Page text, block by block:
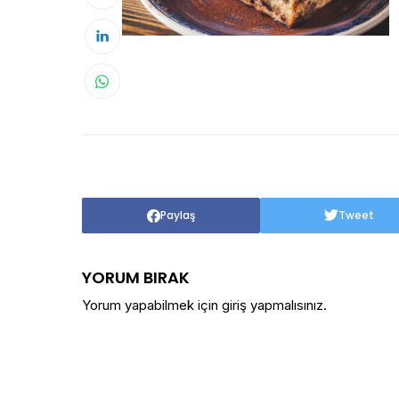
Paylaş Tweet
YORUM BIRAK
Yorum yapabilmek için giriş yapmalısınız.